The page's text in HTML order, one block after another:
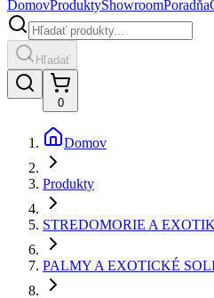
DomovProduktyShowroomPoradňa
Hľadať
0
Domov
Produkty
STREDOMORIE A
PALMY A EXOTICKÉ